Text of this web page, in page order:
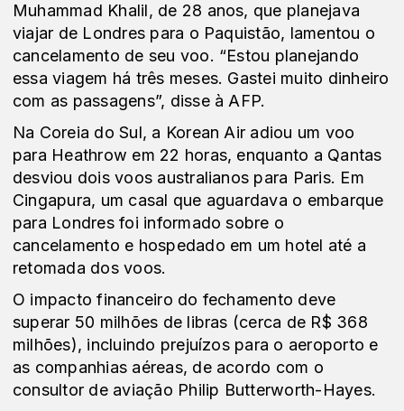
Muhammad Khalil, de 28 anos, que planejava
viajar de Londres para o Paquistão, lamentou o
cancelamento de seu voo. “Estou planejando
essa viagem há três meses. Gastei muito dinheiro
com as passagens”, disse à AFP.
Na Coreia do Sul, a Korean Air adiou um voo
para Heathrow em 22 horas, enquanto a Qantas
desviou dois voos australianos para Paris. Em
Cingapura, um casal que aguardava o embarque
para Londres foi informado sobre o
cancelamento e hospedado em um hotel até a
retomada dos voos.
O impacto financeiro do fechamento deve
superar 50 milhões de libras (cerca de R$ 368
milhões), incluindo prejuízos para o aeroporto e
as companhias aéreas, de acordo com o
consultor de aviação Philip Butterworth-Hayes.